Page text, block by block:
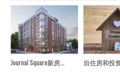
Journal Square新房... 自住房和投